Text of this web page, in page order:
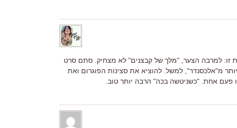
זו: למרבה הצער, "מלך של קבצנים" לא מצחיק. סתם סרט
מ"אלכסנדר", למשל. להוציא את סצינות הפוגרום ואת
פעם אחת. "כשניטשה בכה" הרבה יותר טוב.